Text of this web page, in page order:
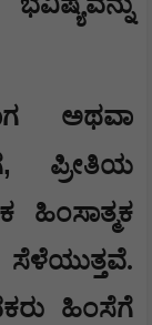
ಅಥವಾ
, ಪ್ರೀತಿಯ
ಹಿಂಸಾತ್ಮಕ
ಹಿಂಸೆಗೆ